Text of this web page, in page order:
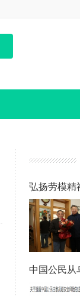
弘扬劳模精
中国公民从